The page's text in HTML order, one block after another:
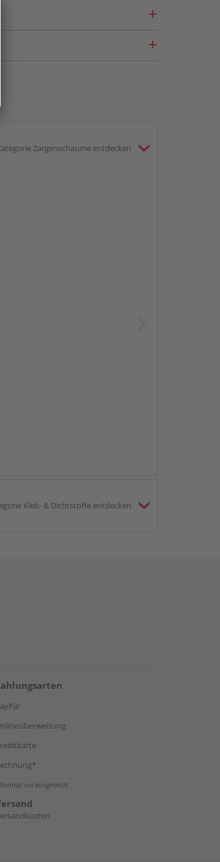
Zargenschäume entdecken
Kleb- & Dichtstoffe entdecken
vorausgesetzt